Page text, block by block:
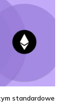
standardowe